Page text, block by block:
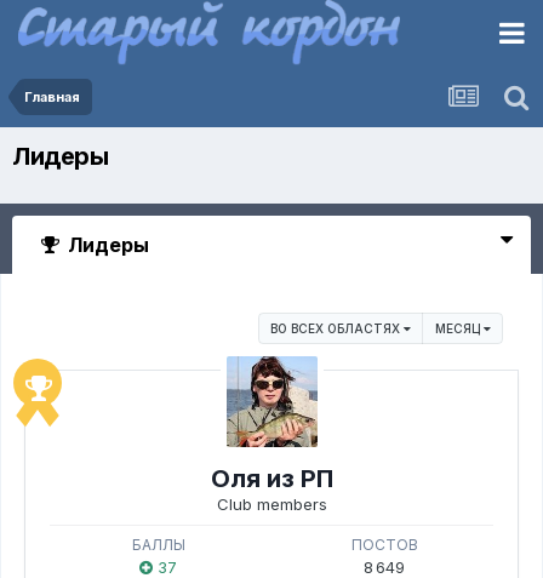
Главная
Лидеры
Лидеры
ВО ВСЕХ ОБЛАСТЯХ МЕСЯЦ
Оля из РП
Club members
БАЛЛЫ
37
ПОСТОВ
8 649